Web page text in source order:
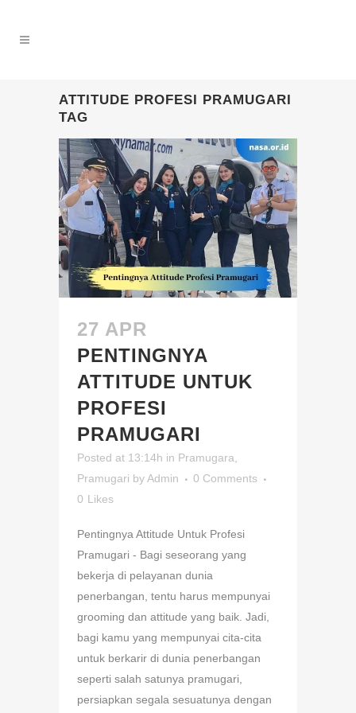
ATTITUDE PROFESI PRAMUGARI
TAG
27 APR
PENTINGNYA
ATTITUDE UNTUK
PROFESI
PRAMUGARI
Posted at 13:14h in Pramugara
Pramugari byAdmin
0 Comments
0 Likes
Pentingnya Attitude Untuk Profesi
Pramugari - Bagi seseorang yang
bekerja di pelayanan dunia
penerbangan, tentu harus mempunyai
grooming dan attitude yang baik. Jadi,
bagi kamu yang mempunyai cita-cita
untuk berkarir di dunia penerbangan
seperti salah satunya pramugari,
persiapkan segala sesuatunya dengan